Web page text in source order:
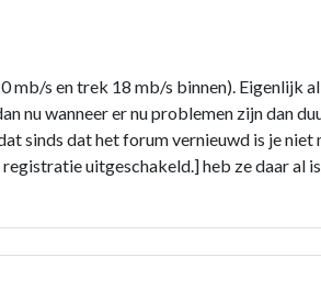
mb/s en trek 18 mb/s binnen). Eigenlijk
nu wanneer er nu problemen zijn dan
sinds dat het forum vernieuwd is je
uitgeschakeld.] heb ze daar al